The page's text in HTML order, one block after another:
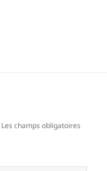
Les champs obligatoires